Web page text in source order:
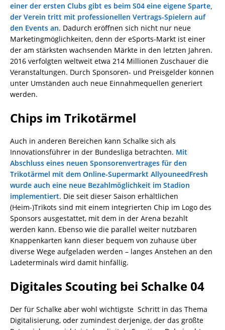
einer der ersten Clubs gibt es beim S04 eine eigene Sparte,
der Verein tritt mit professionellen Vertrags-Spielern auf
den Events an. Dadurch eröffnen sich nicht nur neue
Marketingmöglichkeiten, denn der eSports-Markt ist einer
der am stärksten wachsenden Märkte in den letzten Jahren.
2016 verfolgten weltweit etwa 214 Millionen Zuschauer die
Veranstaltungen. Durch Sponsoren- und Preisgelder können
unter Umständen auch neue Einnahmequellen generiert
werden.
Chips im Trikotärmel
Auch in anderen Bereichen kann Schalke sich als
Innovationsführer in der Bundesliga betrachten. Mit
Abschluss eines neuen Sponsorenvertrages für den
Trikotärmel mit dem Online-Supermarkt AllyouneedFresh
wurde auch eine neue Bezahlmöglichkeit im Stadion
implementiert. Die seit dieser Saison erhältlichen
(Heim-)Trikots sind mit einem integrierten Chip im Logo des
Sponsors ausgestattet, mit dem in der Arena bezahlt
werden kann. Ebenso wie die parallel weiter nutzbaren
Knappenkarten kann dieser bequem von zuhause über
diverse Wege aufgeladen werden – langes Anstehen an den
Ladeterminals wird damit hinfällig.
Digitales Scouting bei Schalke 04
Der für Schalke aber wohl wichtigste Schritt in das Thema
Digitalisierung, oder zumindest derjenige, der das größte